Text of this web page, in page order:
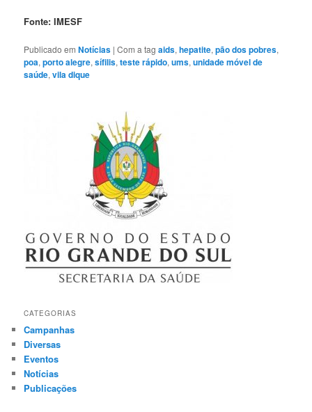
Fonte: IMESF
Publicado em Notícias |Com a tagaids,hepatite,pão dos pobres,
poa,porto alegre,sífilis,teste rápido,ums,unidade móvel de
saúde,vila dique
CATEGORIAS
Campanhas
Diversas
Eventos
Notícias
Publicações